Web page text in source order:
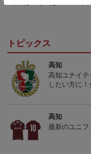
（FP1st）
（
トピックス
高知
高知ユナイ
したい方に
高知
最新のユニフ